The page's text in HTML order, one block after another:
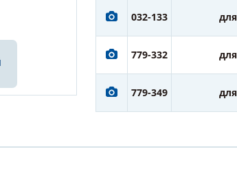
032-133
779-332
779-349